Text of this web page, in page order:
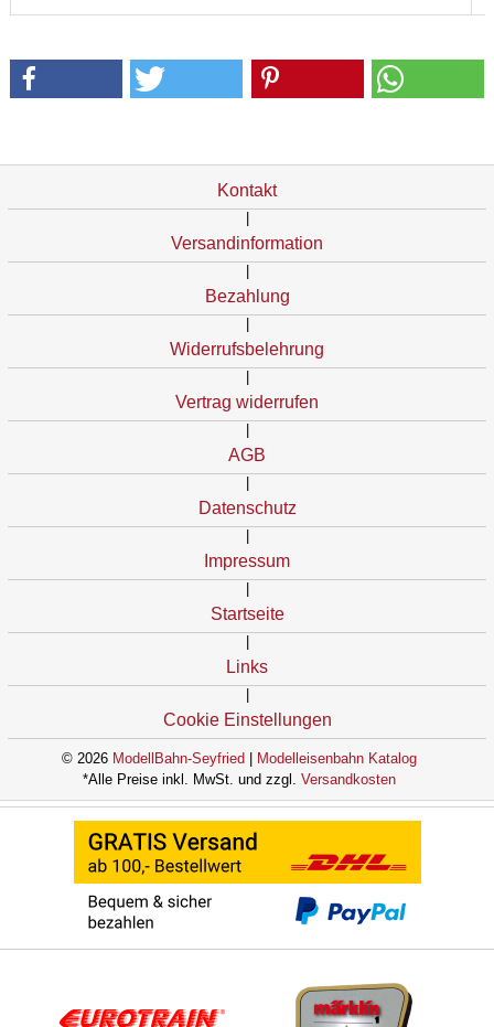
Kontakt
Versandinformation
Bezahlung
Widerrufsbelehrung
Vertrag widerrufen
AGB
Datenschutz
Impressum
Startseite
Links
Cookie Einstellungen
© 2026 ModellBahn-Seyfried
Modelleisenbahn Katalog
*Alle Preise inkl. MwSt. und zzgl. Versandkosten